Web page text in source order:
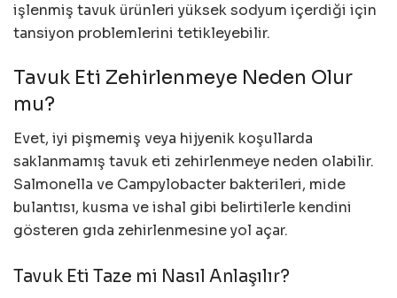
işlenmiş tavuk ürünleri yüksek sodyum içerdiği için
tansiyon problemlerini tetikleyebilir.
Tavuk Eti Zehirlenmeye Neden Olur
mu?
Evet, iyi pişmemiş veya hijyenik koşullarda
saklanmamış tavuk eti zehirlenmeye neden olabilir.
Salmonella ve Campylobacter bakterileri, mide
bulantısı, kusma ve ishal gibi belirtilerle kendini
gösteren gıda zehirlenmesine yol açar.
Tavuk Eti Taze mi Nasıl Anlaşılır?